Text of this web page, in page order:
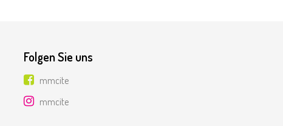
Folgen Sie uns
mmcite
mmcite